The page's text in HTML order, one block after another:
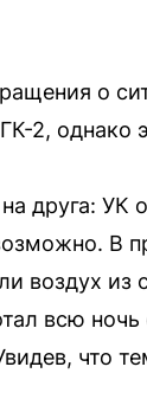
о
2, однако
друга: УК
В
воздух
всю
что